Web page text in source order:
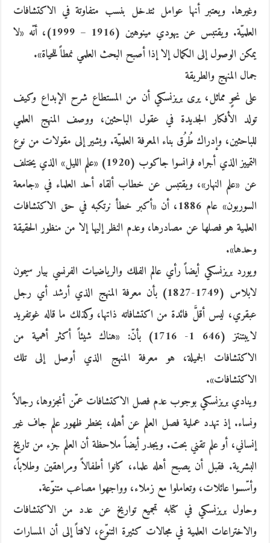
وغيرها. ويعتبر أنها عوامل تتدخل بنسب متفاوتة في الاكتشافات
العلميّة. ويقتبس عن يهودي مينوهين (1916 – 1999)، أنّه «لا
يمكن الوصول إلى الكمال إلا إذا أصبح البحث العلمي نمطاً للحياة».
جمال المنهج والطريقة
على نحوٍ مماثل، يرى بريزنسكي أن من المستطاع شرح الإبداع وكيف
تولد الأفكار الجديدة في عقول الباحثين، ووصف المنهج العلمي
للباحثين، وإدراك طُرُق بناء المعرفة العلميّة. ويشير إلى مقولات من نوع
التمييز الذي أجراه فرانسوا جاكوب (1920) «علم الليل» الذي يختلف
عن «علم النهار»، ويقتبس عن خطاب ألقاه أحد العلماء في «جامعة
السوربون» عام 1886، أن «أكبر خطأ نرتكبه في حق الاكتشافات
العلمية هو فصلها عن مصادرها، وعدم النظر إليها إلا من منظور الحقيقة
وحدها».
ويورد بريزنسكي أيضاً رأي عالم الفلك والرياضيات الفرنسي بيار سيمون
لابلاس (1749-1827) بأن معرفة المنهج الذي أرشد أي رجل
عبقري، ليس أقلَّ فائدة من اكتشافاته ذاتها، وكذلك ما قاله غوتفريد
لايبتنتز (646 1- 1716) بأنّ: «هناك شيئاً أكثر أهمية من
الاكتشافات الجميلة، هو معرفة المنهج الذي أوصل إلى تلك
الاكتشافات».
وينادي بريزنسكي بوجوب عدم فصل الاكتشافات عمّن أنجزوها، رجالاً
ونساء. إذ تهدد عملية فصل العلم عن أهله، بخطر ظهور علم جاف غير
إنساني، أو علم تقني بحت. ويجدر أيضاً ملاحظة أن العلم جزء من تاريخ
البشرية. فقبل أن يصبح أهله علماء، كانوا أطفالاً ومراهقين وطلاباً،
وأسّسوا عائلات، وتعاملوا مع زملاء، وواجهوا مصاعب متنوّعة.
وحاول بريزنسكي في كتابه تجميع تواريخ عن عدد من الاكتشافات
والاختراعات العلمية في مجالات كثيرة التنوّع، لافتاً إلى أن المسارات